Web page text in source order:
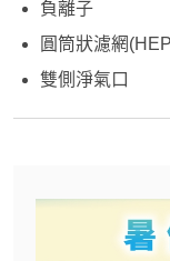
負離子
圓筒狀濾網
雙側淨氣口